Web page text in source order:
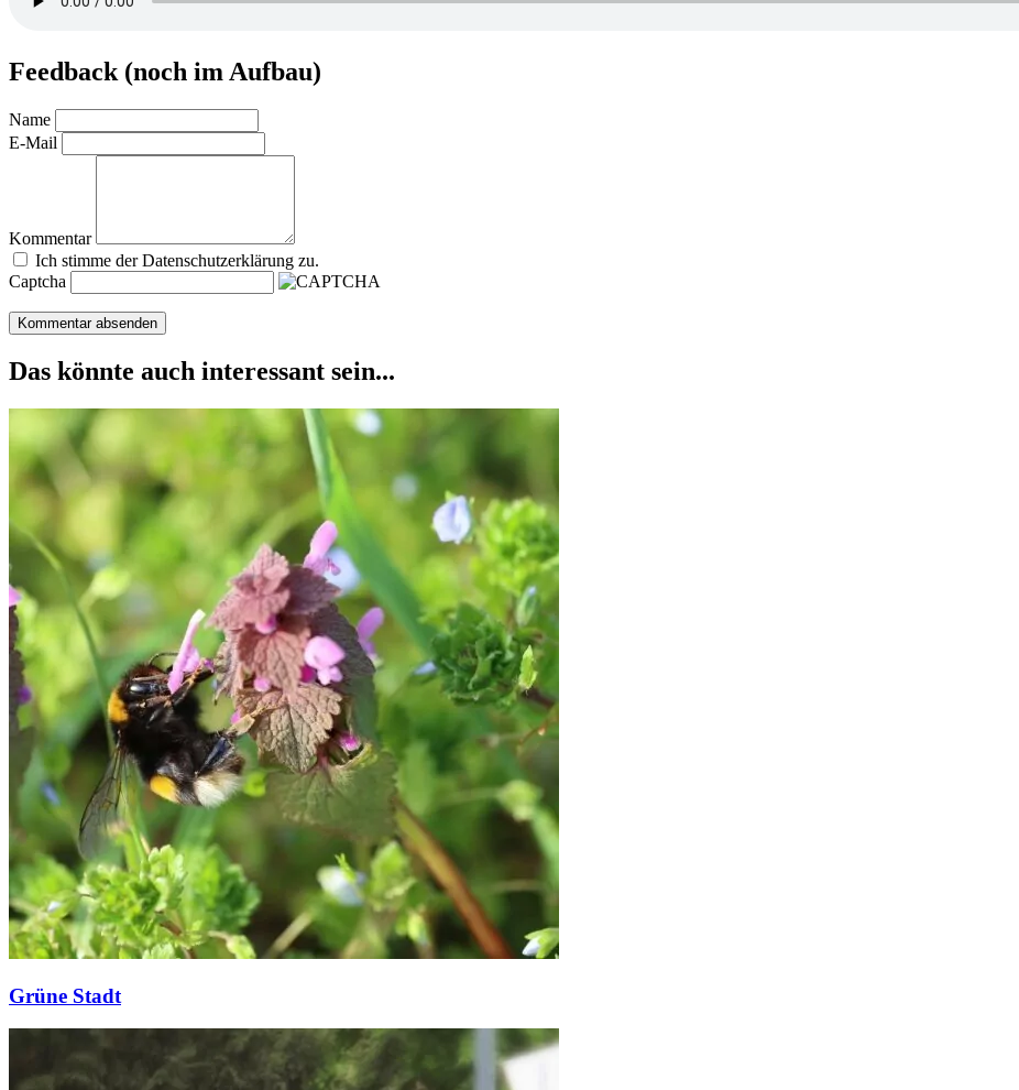
Feedback (noch im Aufbau)
Name
E-Mail
Kommentar
Ich stimme der Datenschutzerklärung zu.
Captcha
Das könnte auch interessant sein...
Grüne Stadt